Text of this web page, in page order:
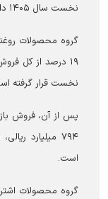
نخست سال ۱۴۰۵ داشته‌اند.
۱۹ درصد از کل
نخست قرار گرفته
است.